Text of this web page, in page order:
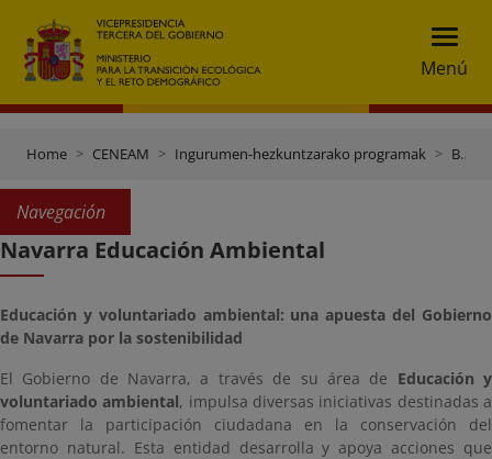
Menú
Home CENEAM Ingurumen-hezkuntzarako programak Beste erakunde batzuen programak
Navegación
Navarra Educación Ambiental
Educación y voluntariado ambiental: una apuesta del Gobierno
de Navarra por la sostenibilidad
El Gobierno de Navarra, a través de su área de Educación y
voluntariado ambiental, impulsa diversas iniciativas destinadas a
fomentar la participación ciudadana en la conservación del
entorno natural. Esta entidad desarrolla y apoya acciones que